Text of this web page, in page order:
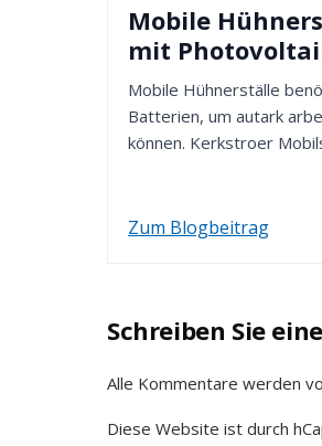
Mobile
mit
Mobile Hühnerställe
Batterien, um autark
können. Kerkstroer
Zum Blogbeitrag
Schreiben Sie
Alle Kommentare werden
Diese Website ist durch